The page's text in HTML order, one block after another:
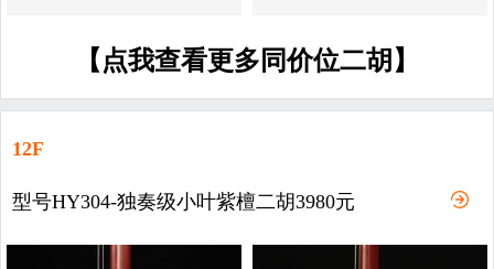
【点我查看更多同价位二胡】
12F
型号HY304-独奏级小叶紫檀二胡3980元